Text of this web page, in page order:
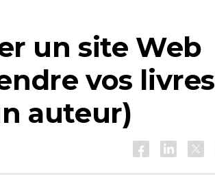
un site Web
vos livres
auteur)